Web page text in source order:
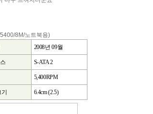
8M/노트북용)
2008년 09월
S-ATA 2
5,400RPM
기 6.4cm (2.5)